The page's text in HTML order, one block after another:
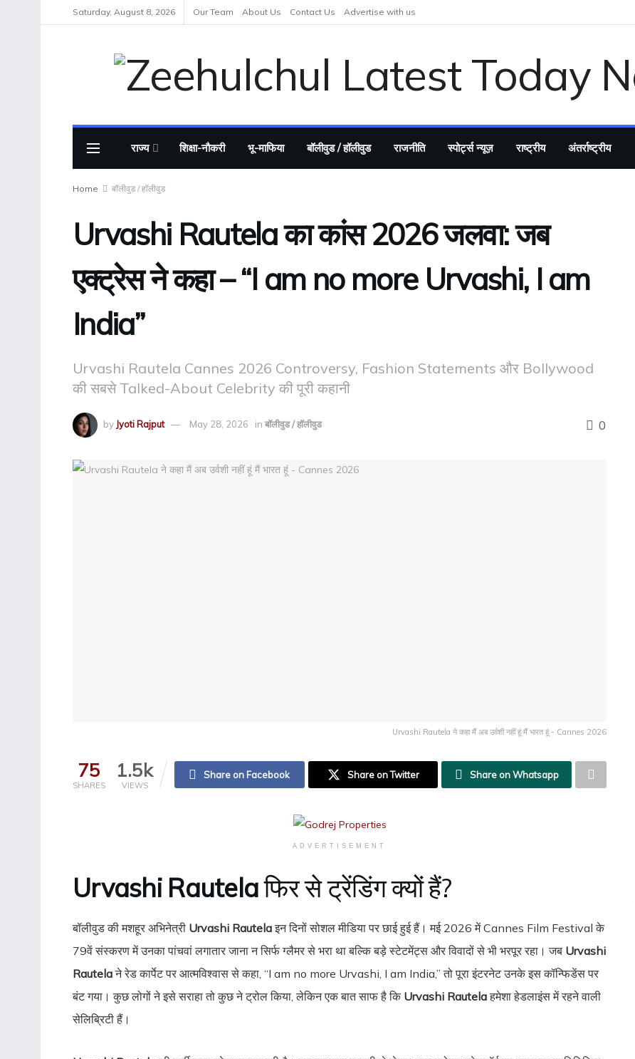
Saturday, August 8, 2026 Our Team About Us Contact Us Advertise with us
राज्य शिक्षा-नौकरी भू-माफिया बॉलीवुड / हॉलीवुड राजनीति स्पोर्ट्स न्यूज़ राष्ट्रीय अंतर्राष्ट्रीय
Home बॉलीवुड / हॉलीवुड
Urvashi Rautela का कांस 2026 जलवा: जब
एक्ट्रेस ने कहा – “I am no more Urvashi, I am
India”
Urvashi Rautela Cannes 2026 Controversy, Fashion Statements और Bollywood
की सबसे Talked-About Celebrity की पूरी कहानी
by Jyoti Rajput May 28, 2026 in बॉलीवुड / हॉलीवुड 0
Urvashi Rautela ने कहा मैं अब उर्वशी नहीं हूं मैं भारत हूं - Cannes 2026
75
SHARES
1.5k
VIEWS
Share on Facebook Share on Twitter Share on Whatsapp
ADVERTISEMENT
Urvashi Rautelaफिर से ट्रेंडिंग क्यों हैं?
बॉलीवुड की मशहूर अभिनेत्री Urvashi Rautelaइन दिनों सोशल मीडिया पर छाई हुई हैं। मई 2026 में Cannes Film Festival के
79वें संस्करण में उनका पांचवां लगातार जाना न सिर्फ ग्लैमर से भरा था बल्कि बड़े स्टेटमेंट्स और विवादों से भी भरपूर रहा। जब Urvashi
Rautelaने रेड कार्पेट पर आत्मविश्वास से कहा, “I am no more Urvashi, I am India,” तो पूरा इंटरनेट उनके इस कॉन्फिडेंस पर
बंट गया। कुछ लोगों ने इसे सराहा तो कुछ ने ट्रोल किया, लेकिन एक बात साफ है कि Urvashi Rautelaहमेशा हेडलाइंस में रहने वाली
सेलिब्रिटी हैं।